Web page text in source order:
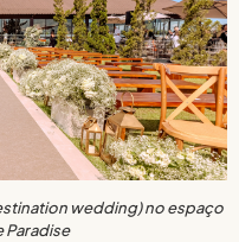
wedding) no espaço
Paradise